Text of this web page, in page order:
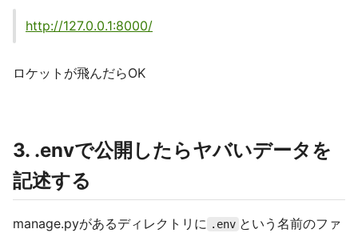
http://127.0.0.1:8000/
ロケットが飛んだらOK
3. .envで公開したらヤバいデータを
記述する
manage.pyがあるディレクトリに .env という名前のファ